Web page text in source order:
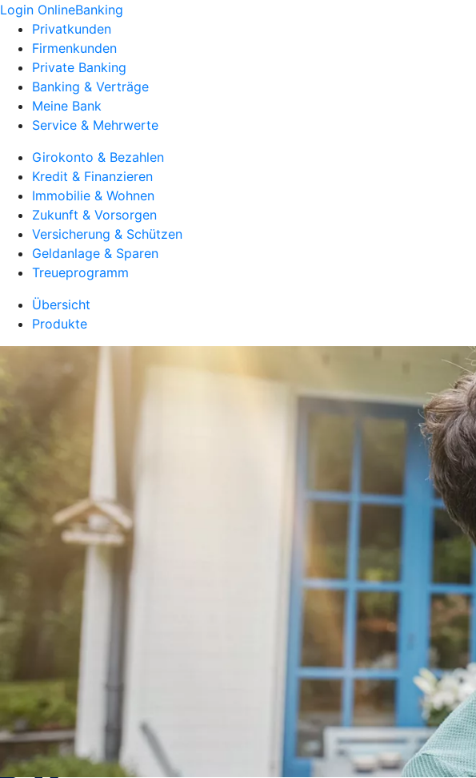
Login OnlineBanking
Privatkunden
Firmenkunden
Private Banking
Banking & Verträge
Meine Bank
Service & Mehrwerte
Girokonto & Bezahlen
Kredit & Finanzieren
Immobilie & Wohnen
Zukunft & Vorsorgen
Versicherung & Schützen
Geldanlage & Sparen
Treueprogramm
Übersicht
Produkte